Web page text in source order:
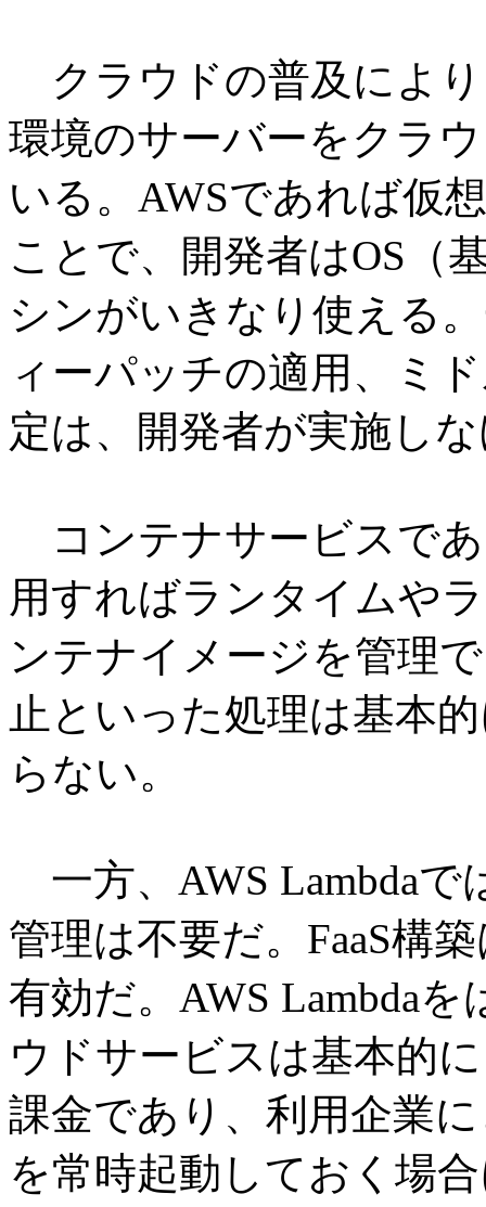
クラウドの普及によ
環境のサーバーをクラ
いる。AWSであれば仮
ことで、開発者はOS（
シンがいきなり使える
ィーパッチの適用、ミ
定は、開発者が実施し
コンテナサービスであ
用すればランタイムや
ンテナイメージを管理
止といった処理は基本
らない。
一方、AWS Lambdaで
管理は不要だ。FaaS構
有効だ。AWS Lambda
ウドサービスは基本的
課金であり、利用企業
を常時起動しておく場